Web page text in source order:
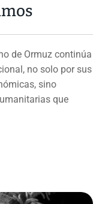
de Ormuz continúa
no solo por sus
sino
que